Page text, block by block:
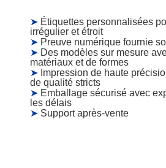
➤Étiquettes personnalisées
irrégulier et étroit
➤Preuve numérique fournie
➤Des modèles sur mesure
matériaux et de formes
➤Impression de haute
de qualité stricts
➤Emballage sécurisé avec
les délais
➤Support après-vente